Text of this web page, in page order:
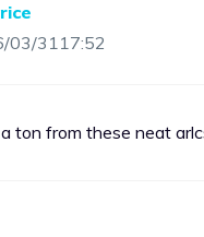
03/3117:52
ton from these neat